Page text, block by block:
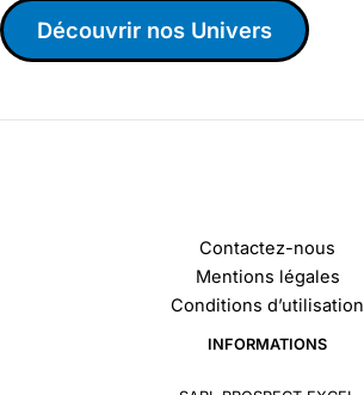
Découvrir nos Univers
Contactez-nous
Mentions légales
Conditions d’utilisation
INFORMATIONS